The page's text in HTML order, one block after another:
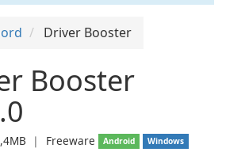
Driver Booster
Booster
❘ Freeware Android Windows